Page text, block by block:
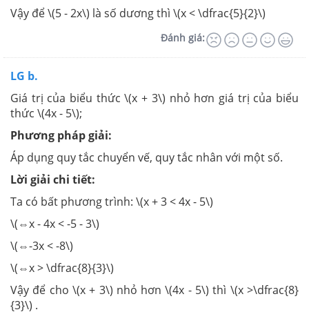
Vậy để \(5 - 2x\) là số dương thì \(x < \dfrac{5}{2}\)
Đánh giá:
LG b.
Giá trị của biểu thức \(x + 3\) nhỏ hơn giá trị của biểu
thức \(4x - 5\);
Phương pháp giải:
Áp dụng quy tắc chuyển vế, quy tắc nhân với một số.
Lời giải chi tiết:
Ta có bất phương trình: \(x + 3 < 4x - 5\)
\(⇔x - 4x < -5 - 3\)
\(⇔-3x < -8\)
\(⇔x > \dfrac{8}{3}\)
Vậy để cho \(x + 3\) nhỏ hơn \(4x - 5\) thì \(x >\dfrac{8}
{3}\) .